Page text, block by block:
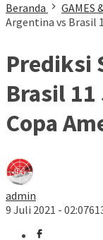
Beranda GAMES
Argentina vs Brasil
Prediksi
Brasil
Copa
admin
9 Juli 2021 - 02:07